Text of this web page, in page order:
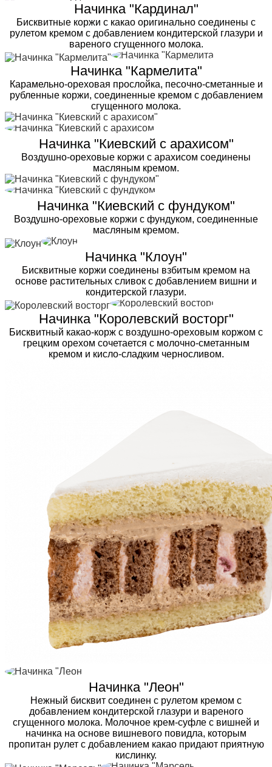
Начинка "Кардинал"
Бисквитные коржи с какао оригинально соединены с
рулетом кремом с добавлением кондитерской глазури и
вареного сгущенного молока.
Начинка "Кармелита"
Карамельно-ореховая прослойка, песочно-сметанные и
рубленные коржи, соединенные кремом с добавлением
сгущенного молока.
Начинка "Киевский с арахисом"
Воздушно-ореховые коржи с арахисом соединены
масляным кремом.
Начинка "Киевский с фундуком"
Воздушно-ореховые коржи с фундуком, соединенные
масляным кремом.
Начинка "Клоун"
Бисквитные коржи соединены взбитым кремом на
основе растительных сливок с добавлением вишни и
кондитерской глазури.
Начинка "Королевский восторг"
Бисквитный какао-корж с воздушно-ореховым коржом с
грецким орехом сочетается с молочно-сметанным
кремом и кисло-сладким черносливом.
Начинка "Леон"
Нежный бисквит соединен с рулетом кремом с
добавлением кондитерской глазури и вареного
сгущенного молока. Молочное крем-суфле с вишней и
начинка на основе вишневого повидла, которым
пропитан рулет с добавлением какао придают приятную
кислинку.